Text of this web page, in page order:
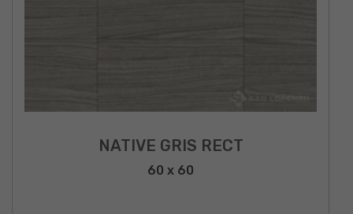
NATIVE GRIS RECT
60 x 60